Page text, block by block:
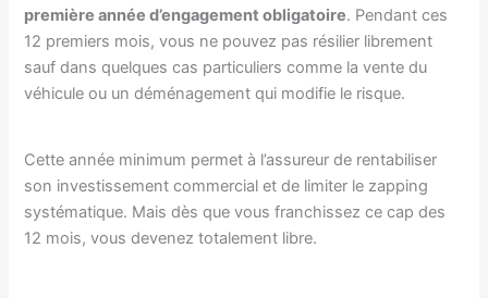
première année d’engagement obligatoire. Pendant ces
12 premiers mois, vous ne pouvez pas résilier librement
sauf dans quelques cas particuliers comme la vente du
véhicule ou un déménagement qui modifie le risque.
Cette année minimum permet à l’assureur de rentabiliser
son investissement commercial et de limiter le zapping
systématique. Mais dès que vous franchissez ce cap des
12 mois, vous devenez totalement libre.